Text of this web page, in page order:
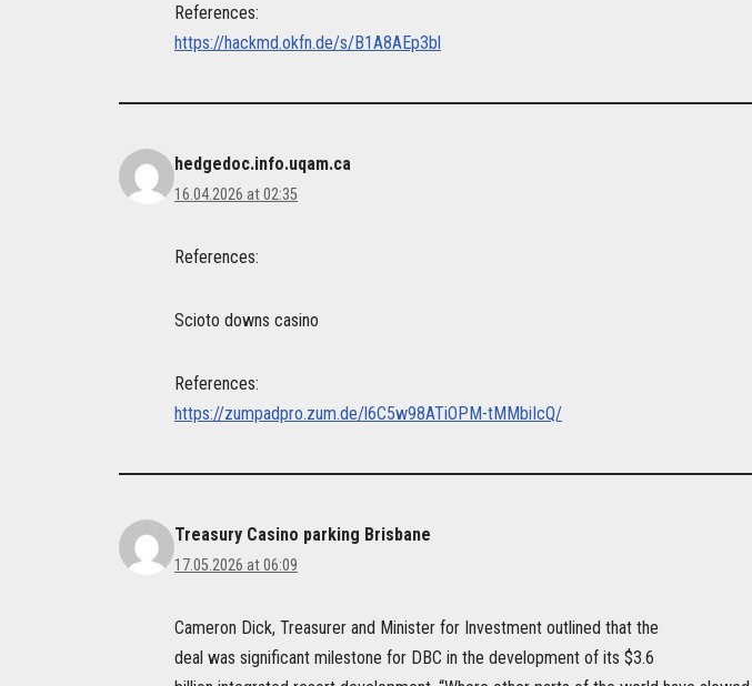
References:
https://hackmd.okfn.de/s/B1A8AEp3bl
hedgedoc.info.uqam.ca
16.04.2026 at 02:35
References:
Scioto downs casino
References:
https://zumpadpro.zum.de/l6C5w98ATiOPM-tMMbiIcQ/
Treasury Casino parking Brisbane
17.05.2026 at 06:09
Cameron Dick, Treasurer and Minister for Investment outlined that the
deal was significant milestone for DBC in the development of its $3.6